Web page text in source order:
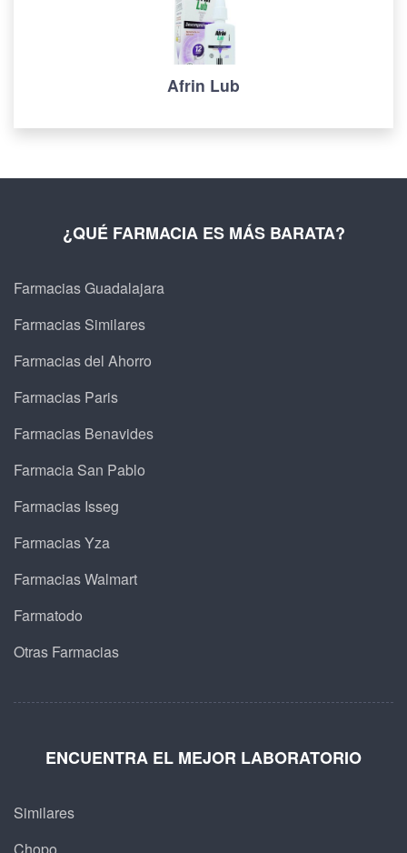
Afrin Lub
¿QUÉ FARMACIA ES MÁS BARATA?
Farmacias Guadalajara
Farmacias Similares
Farmacias del Ahorro
Farmacias Paris
Farmacias Benavides
Farmacia San Pablo
Farmacias Isseg
Farmacias Yza
Farmacias Walmart
Farmatodo
Otras Farmacias
ENCUENTRA EL MEJOR LABORATORIO
Similares
Chopo